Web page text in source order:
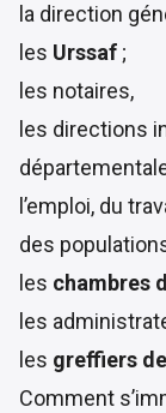
la direction
les Urssaf ;
les notaires,
les directions
l’emploi, du
des
les chambres
les
les greffiers
Comment